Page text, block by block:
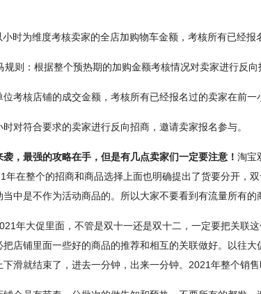
时为维度考核卖家的全店加购物车金额，考核所有已经
则：根据整个预热期的加购金额考核情况对卖家进行反
考核店铺的成交金额，考核所有已经报名过的卖家在前一
对符合要求的卖家进行反向招商，邀请卖家报名参与。
，最强的攻略在手，但是有几点卖家们一定要注意！ 淘宝
年在整个的招商和商品选择上面也明确提出了货要分开，
中是不作为活动商品的。所以大家不要看到有流量所有
年大促里面，不管是双十一还是双十二，一定要把关联
店铺里面一些好的商品的推荐和相互的关联做好。以往
滑就结束了，进去一分钟，出来一分钟。2021年整个销